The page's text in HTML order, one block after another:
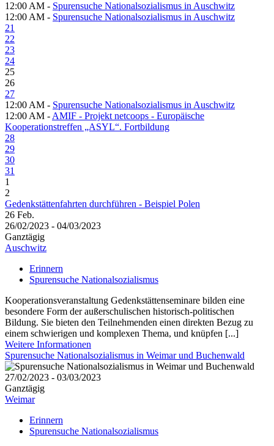
12:00 AM - Spurensuche Nationalsozialismus in Auschwitz
12:00 AM - Spurensuche Nationalsozialismus in Auschwitz
21
22
23
24
25
26
27
12:00 AM - Spurensuche Nationalsozialismus in Auschwitz
12:00 AM - AMIF - Projekt netcoops - Europäische
Kooperationstreffen „ASYL“. Fortbildung
28
29
30
31
1
2
Gedenkstättenfahrten durchführen - Beispiel Polen
26 Feb.
26/02/2023 - 04/03/2023
Ganztägig
Auschwitz
Erinnern
Spurensuche Nationalsozialismus
Kooperationsveranstaltung Gedenkstättenseminare bilden eine
besondere Form der außerschulischen historisch-politischen
Bildung. Sie bieten den Teilnehmenden einen direkten Bezug zu
einem schwierigen und komplexen Thema, und knüpfen [...]
Weitere Informationen
Spurensuche Nationalsozialismus in Weimar und Buchenwald
27/02/2023 - 03/03/2023
Ganztägig
Weimar
Erinnern
Spurensuche Nationalsozialismus